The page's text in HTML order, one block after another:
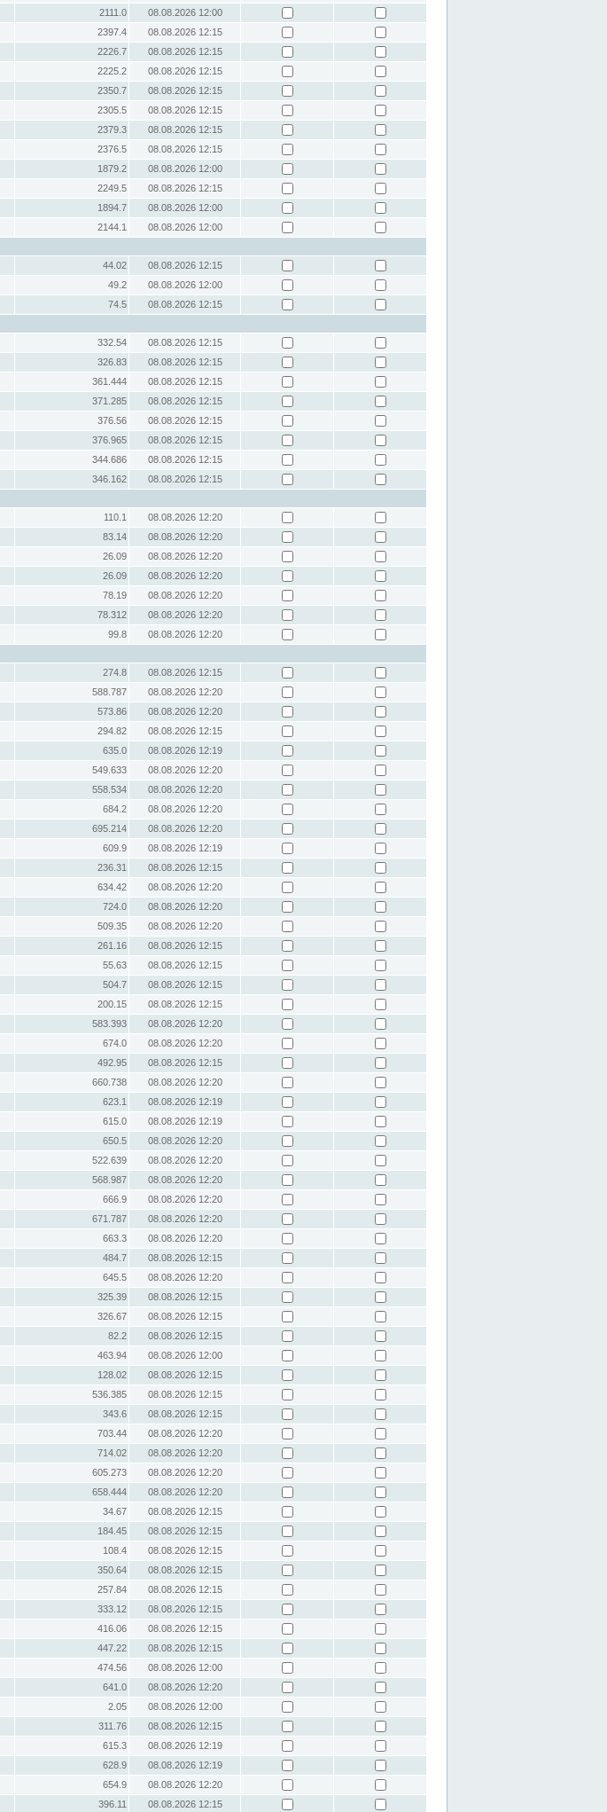
2111.0
08.08.2026 12:00
2397.4
08.08.2026 12:15
2226.7
08.08.2026 12:15
2225.2
08.08.2026 12:15
2350.7
08.08.2026 12:15
2305.5
08.08.2026 12:15
2379.3
08.08.2026 12:15
2376.5
08.08.2026 12:15
1879.2
08.08.2026 12:00
2249.5
08.08.2026 12:15
1894.7
08.08.2026 12:00
2144.1
08.08.2026 12:00
44.02
08.08.2026 12:15
49.2
08.08.2026 12:00
74.5
08.08.2026 12:15
332.54
08.08.2026 12:15
326.83
08.08.2026 12:15
361.444
08.08.2026 12:15
371.285
08.08.2026 12:15
376.56
08.08.2026 12:15
376.965
08.08.2026 12:15
344.686
08.08.2026 12:15
346.162
08.08.2026 12:15
110.1
08.08.2026 12:20
83.14
08.08.2026 12:20
26.09
08.08.2026 12:20
26.09
08.08.2026 12:20
78.19
08.08.2026 12:20
78.312
08.08.2026 12:20
99.8
08.08.2026 12:20
274.8
08.08.2026 12:15
588.787
08.08.2026 12:20
573.86
08.08.2026 12:20
294.82
08.08.2026 12:15
635.0
08.08.2026 12:19
549.633
08.08.2026 12:20
558.534
08.08.2026 12:20
684.2
08.08.2026 12:20
695.214
08.08.2026 12:20
609.9
08.08.2026 12:19
236.31
08.08.2026 12:15
634.42
08.08.2026 12:20
724.0
08.08.2026 12:20
509.35
08.08.2026 12:20
261.16
08.08.2026 12:15
55.63
08.08.2026 12:15
504.7
08.08.2026 12:15
200.15
08.08.2026 12:15
583.393
08.08.2026 12:20
674.0
08.08.2026 12:20
492.95
08.08.2026 12:15
660.738
08.08.2026 12:20
623.1
08.08.2026 12:19
615.0
08.08.2026 12:19
650.5
08.08.2026 12:20
522.639
08.08.2026 12:20
568.987
08.08.2026 12:20
666.9
08.08.2026 12:20
671.787
08.08.2026 12:20
663.3
08.08.2026 12:20
484.7
08.08.2026 12:15
645.5
08.08.2026 12:20
325.39
08.08.2026 12:15
326.67
08.08.2026 12:15
82.2
08.08.2026 12:15
463.94
08.08.2026 12:00
128.02
08.08.2026 12:15
536.385
08.08.2026 12:15
343.6
08.08.2026 12:15
703.44
08.08.2026 12:20
714.02
08.08.2026 12:20
605.273
08.08.2026 12:20
658.444
08.08.2026 12:20
34.67
08.08.2026 12:15
184.45
08.08.2026 12:15
108.4
08.08.2026 12:15
350.64
08.08.2026 12:15
257.84
08.08.2026 12:15
333.12
08.08.2026 12:15
416.06
08.08.2026 12:15
447.22
08.08.2026 12:15
474.56
08.08.2026 12:00
641.0
08.08.2026 12:20
2.05
08.08.2026 12:00
311.76
08.08.2026 12:15
615.3
08.08.2026 12:19
628.9
08.08.2026 12:19
654.9
08.08.2026 12:20
396.11 08.08.2026 12:15